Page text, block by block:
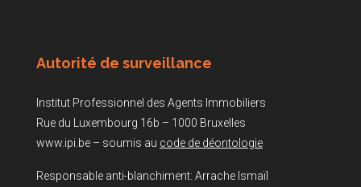
Autorité de surveillance
Institut Professionnel des Agents Immobiliers
Rue du Luxembourg 16b – 1000 Bruxelles
www.ipi.be – soumis au code de déontologie
Responsable anti-blanchiment: Arrache Ismaïl